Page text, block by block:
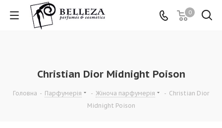
0
Christian Dior Midnight Poison
Головна - Парфумерія - Жіноча парфумерія - Christian Dior
Midnight Poison